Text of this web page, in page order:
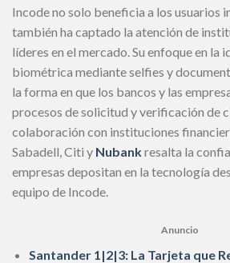
Incode no solo beneficia a los usuarios
también ha captado la atención de
líderes en el mercado. Su enfoque en la
biométrica mediante selfies y
la forma en que los bancos y las
procesos de solicitud y verificación de
colaboración con instituciones
Sabadell, Citi y Nubankresalta la
empresas depositan en la tecnología
equipo de Incode.
Anuncio
Santander 1|2|3: La Tarjeta que